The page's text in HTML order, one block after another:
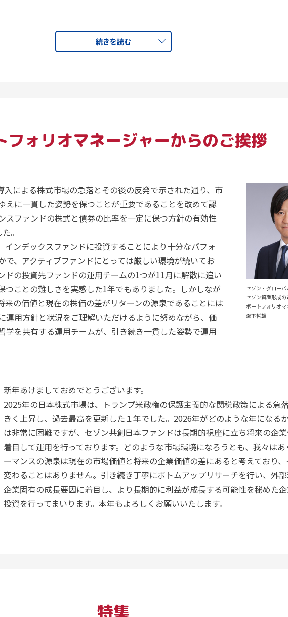
を申し上げます。本年も皆さまのご多幸をお祈り申し上げます。
なった「LIFE SHIFT-100年時代の人生戦略」（東洋経済新報社）が出版され
褒められないワーカホリックだと思っています。仕事することが好きで、そ
も仕事に関連するものが大半で（そもそも最近は読書する時間の確保が難し
する情報を仕事に活かせないかと思いながら歩きます。ジョギングも、仕事
事のアイデアを出すことに繋がっています。趣味は何ですかと尋ねられると
味は仕事です」と回答してしまいます。世間の流行もよくわかりません。こ
はないか」と苦笑いしてしまいますが、それが自分らしさであると受け止め
るのではなく、まだできることがあるのではないか」「もっと自分を成長さ
が生活のリズムになっています。
れるのであれば、より良い社会が実現され、投資信託を活用して長期資産形
人も増えていくでしょう。
けていきます。その変化に適応することが、より良い運用とサービスを皆さ
ン投信は設立20周年を迎えますが、変化を止めることなくお客さまに貢献で
続きを読む
フォリオマネージャーからのご挨拶
セゾン・グロー
セゾン資産形成
ポートフォリオマ
瀬下哲雄
による株式市場の急落とその後の反発で示された通り、市
えに一貫した姿勢を保つことが重要であることを改めて認
スファンドの株式と債券の比率を一定に保つ方針の有効性
。
インデックスファンドに投資することにより十分なパフォ
で、アクティブファンドにとっては厳しい環境が続いてお
ドの投資先ファンドの運用チームの1つが11月に解散に追い
つことの難しさを実感した1年でもありました。しかしなが
来の価値と現在の株価の差がリターンの源泉であることには
運用方針と状況をご理解いただけるように努めながら、価
学を共有する運用チームが、引き続き一貫した姿勢で運用
新年あけましておめでとうございます。
2025年の日本株式市場は、トランプ米政権の保護主義的な関税政策による急
きく上昇し、過去最高を更新した１年でした。2026年がどのような年になる
は非常に困難ですが、セゾン共創日本ファンドは長期的視座に立ち将来の企
着目して運用を行っております。どのような市場環境になろうとも、我々は
ーマンスの源泉は現在の市場価値と将来の企業価値の差にあると考えており
変わることはありません。引き続き丁寧にボトムアップリサーチを行い、外部
企業固有の成長要因に着目し、より長期的に利益が成長する可能性を秘めた
投資を行ってまいります。本年もよろしくお願いいたします。
特集